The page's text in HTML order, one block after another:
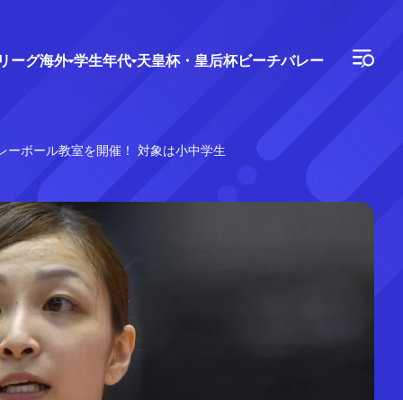
ーグ海外 学生年代 天皇杯・皇后杯ビーチバレー
ーボール教室を開催！ 対象は小中学生